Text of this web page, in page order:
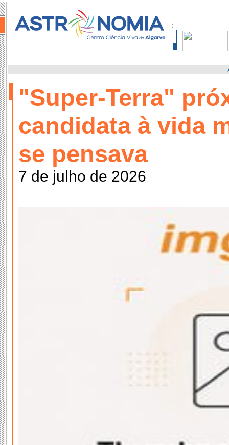
"Super-Terra"
candidata à vida
se pensava
7 de julho de 2026